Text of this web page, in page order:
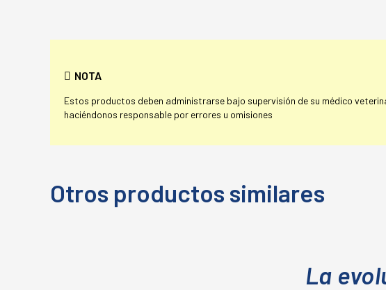
NOTA
Estos productos deben administrarse bajo supervisión de su médico
haciéndonos responsable por errores u omisiones
Otros productos similares
La